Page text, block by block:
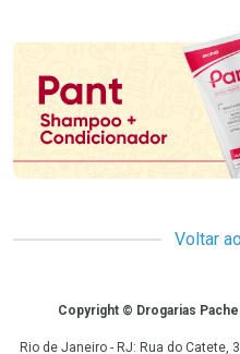
Promoção em
Voltar
CopyrightCopyright © Drogarias
Rio de Janeiro - RJ: Rua do Catete,